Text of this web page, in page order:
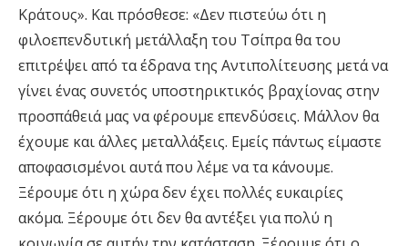
Κράτους». Και πρόσθεσε: «Δεν πιστεύω ότι η
φιλοεπενδυτική μετάλλαξη του Τσίπρα θα του
επιτρέψει από τα έδρανα της Αντιπολίτευσης μετά να
γίνει ένας συνετός υποστηρικτικός βραχίονας στην
προσπάθειά μας να φέρουμε επενδύσεις. Μάλλον θα
έχουμε και άλλες μεταλλάξεις. Εμείς πάντως είμαστε
αποφασισμένοι αυτά που λέμε να τα κάνουμε.
Ξέρουμε ότι η χώρα δεν έχει πολλές ευκαιρίες
ακόμα. Ξέρουμε ότι δεν θα αντέξει για πολύ η